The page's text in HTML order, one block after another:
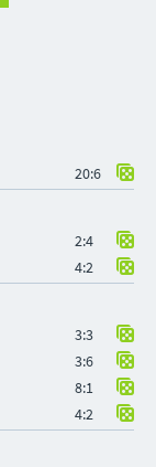
20:6
2:4
4:2
3:3
3:6
8:1
4:2